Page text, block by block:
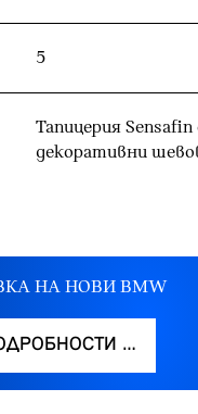
5
Тапицерия Sensafin
декоративни
НА НОВИ BMW
…